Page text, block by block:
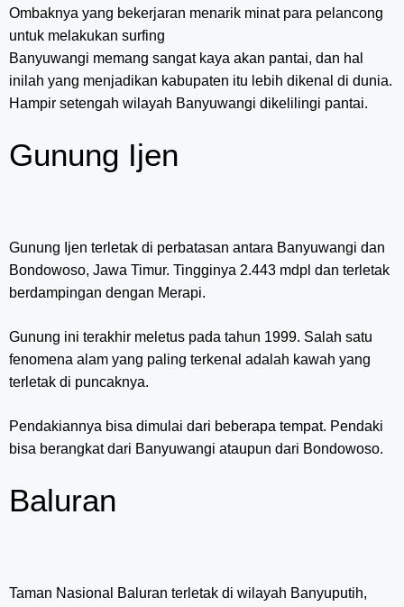
Ombaknya yang bekerjaran menarik minat para pelancong
untuk melakukan surfing
Banyuwangi memang sangat kaya akan pantai, dan hal
inilah yang menjadikan kabupaten itu lebih dikenal di dunia.
Hampir setengah wilayah Banyuwangi dikelilingi pantai.
Gunung Ijen
Gunung Ijen terletak di perbatasan antara Banyuwangi dan
Bondowoso, Jawa Timur. Tingginya 2.443 mdpl dan terletak
berdampingan dengan Merapi.
Gunung ini terakhir meletus pada tahun 1999. Salah satu
fenomena alam yang paling terkenal adalah kawah yang
terletak di puncaknya.
Pendakiannya bisa dimulai dari beberapa tempat. Pendaki
bisa berangkat dari Banyuwangi ataupun dari Bondowoso.
Baluran
Taman Nasional Baluran terletak di wilayah Banyuputih,